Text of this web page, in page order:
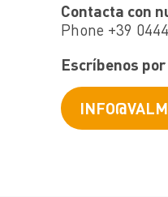
Contacta con
Phone +39
Escríbenos